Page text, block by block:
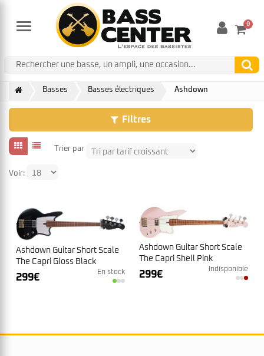
Menu 0
Basses Basses électriques Ashdown
Filtres
Trier par
Voir:
Ashdown Guitar Short Scale
The Capri Gloss Black
299€ En stock
Ashdown Guitar Short Scale
The Capri Shell Pink
299€ Indisponible